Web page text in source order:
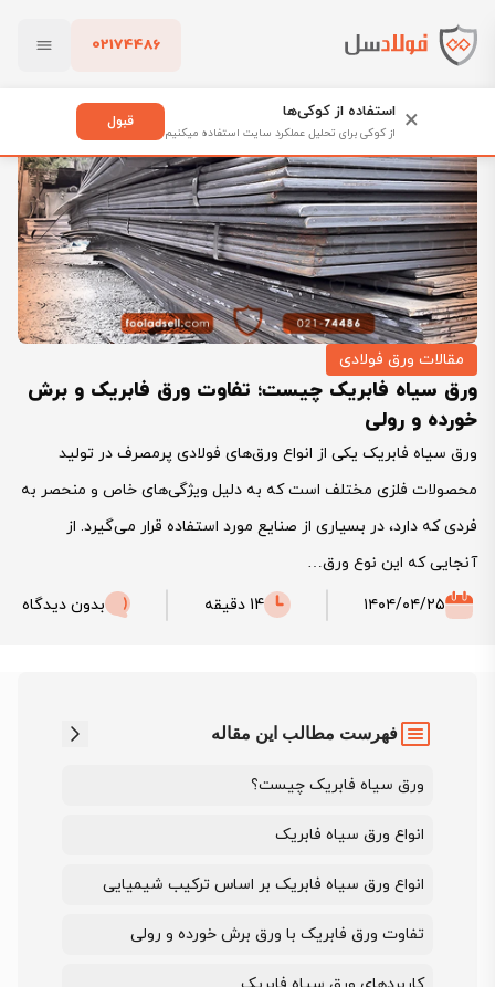
02174486
پاک کردن
فولادسل
ورق سیاه فابریک چیست؛ تفاوت ورق فابریک و برش خورده و رولی
مقالات ورق فولادی
ورق سیاه فابریک چیست؛ تفاوت ورق فابریک و برش
خورده و رولی
ورق سیاه فابریک یکی از انواع ورق‌های فولادی پرمصرف در تولید
محصولات فلزی مختلف است که به دلیل ویژگی‌های خاص و منحصر به
فردی که دارد، در بسیاری از صنایع مورد استفاده قرار می‌گیرد. از
آنجایی که این نوع ورق…
۱۴۰۴/۰۴/۲۵
14 دقیقه بدون دیدگاه
فهرست مطالب این مقاله
ورق سیاه فابریک چیست؟
انواع ورق سیاه فابریک
انواع ورق سیاه فابریک بر اساس ترکیب شیمیایی
تفاوت ورق فابریک با ورق برش خورده و رولی
× استفاده از کوکی‌ها
از کوکی برای تحلیل عملکرد سایت استفاده میکنیم
قبول